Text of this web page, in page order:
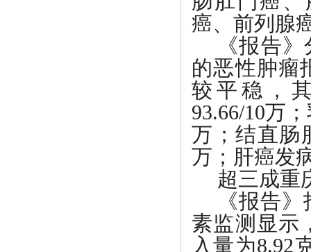
癌、前列腺
《报告
的恶性肿瘤
较平稳，
93.66/10万
万；结直肠
万；肝癌发
超三成重
《报告
素监测显示
入量为8.92